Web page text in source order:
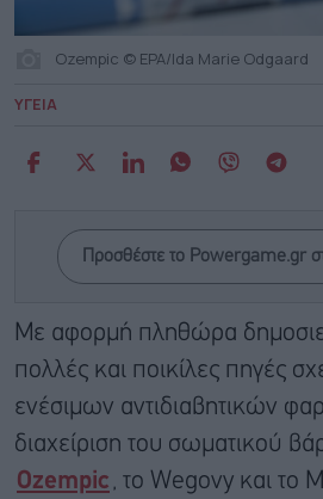
Ozempic © EPA/Ida Marie Odgaard
ΥΓΕΙΑ
Προσθέστε το Powergame.gr
Με αφορμή πληθώρα
πολλές και ποικίλες πηγές
ενέσιμων αντιδιαβητικών
διαχείριση του σωματικού
Ozempic
, το Wegovy και